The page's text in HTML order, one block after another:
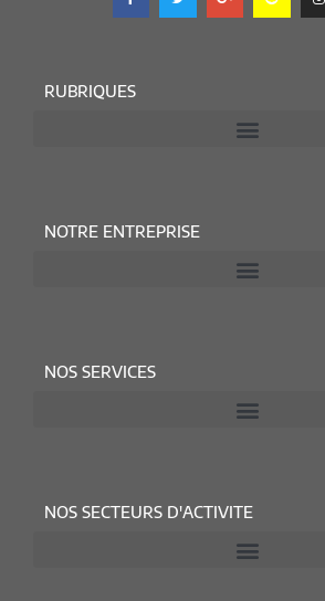
RUBRIQUES
NOTRE ENTREPRISE
NOS SERVICES
NOS SECTEURS D'ACTIVITE